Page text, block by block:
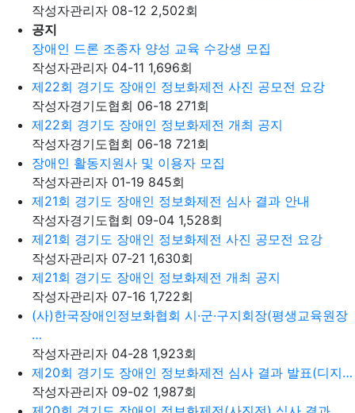
작성자관리자 08-12 2,502회
공지
장애인 드론 조종자 양성 교육 수강생 모집
작성자관리자 04-11 1,696회
제22회 경기도 장애인 정보화제전 사진 공모전 요강
작성자경기도협회 06-18 271회
제22회 경기도 장애인 정보화제전 개최 공지
작성자경기도협회 06-18 721회
장애인 활동지원사 및 이용자 모집
작성자관리자 01-19 845회
제21회 경기도 장애인 정보화제전 심사 결과 안내
작성자경기도협회 09-04 1,528회
제21회 경기도 장애인 정보화제전 사진 공모전 요강
작성자관리자 07-21 1,630회
제21회 경기도 장애인 정보화제전 개최 공지
작성자관리자 07-16 1,722회
(사)한국장애인정보화협회 시·군·구지회장(평생교육원장
…
작성자관리자 04-28 1,923회
제20회 경기도 장애인 정보화제전 심사 결과 발표(디지…
작성자관리자 09-02 1,987회